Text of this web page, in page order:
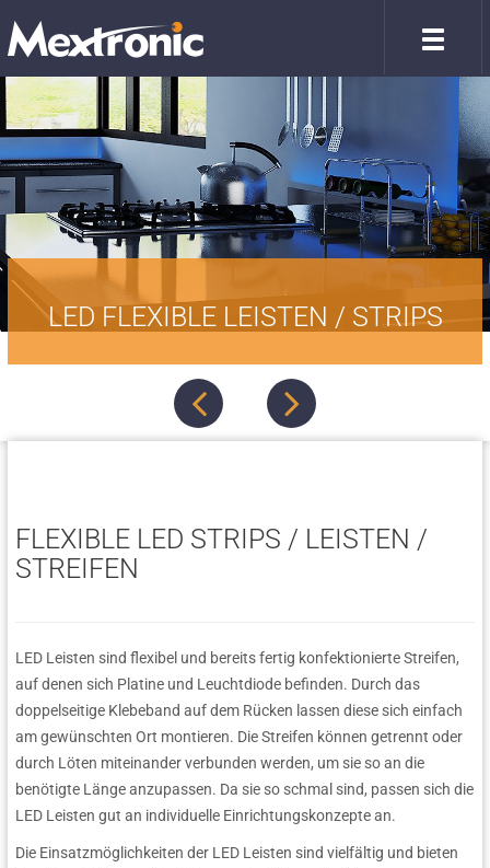
LED FLEXIBLE LEISTEN / STRIPS
FLEXIBLE LED STRIPS / LEISTEN /
STREIFEN
LED Leisten sind flexibel und bereits fertig konfektionierte Streifen,
auf denen sich Platine und Leuchtdiode befinden. Durch das
doppelseitige Klebeband auf dem Rücken lassen diese sich einfach
am gewünschten Ort montieren. Die Streifen können getrennt oder
durch Löten miteinander verbunden werden, um sie so an die
benötigte Länge anzupassen. Da sie so schmal sind, passen sich die
LED Leisten gut an individuelle Einrichtungskonzepte an.
Die Einsatzmöglichkeiten der LED Leisten sind vielfältig und bieten